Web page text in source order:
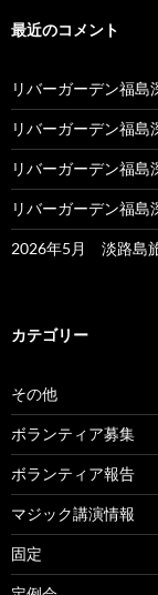
最近のコメント
リバーガーデン福島
リバーガーデン福島
リバーガーデン福島
リバーガーデン福島
2026年5月 淡路島
カテゴリー
その他
ボランティア募集
ボランティア報告
マジック講演情報
固定